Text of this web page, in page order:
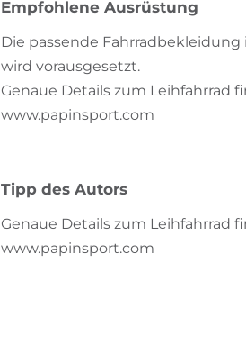
Empfohlene Ausrüstung
Die passende
wird vorausgesetzt.
Genaue Details zum Leihfahrrad
www.papinsport.com
Tipp des Autors
Genaue Details zum Leihfahrrad
www.papinsport.com